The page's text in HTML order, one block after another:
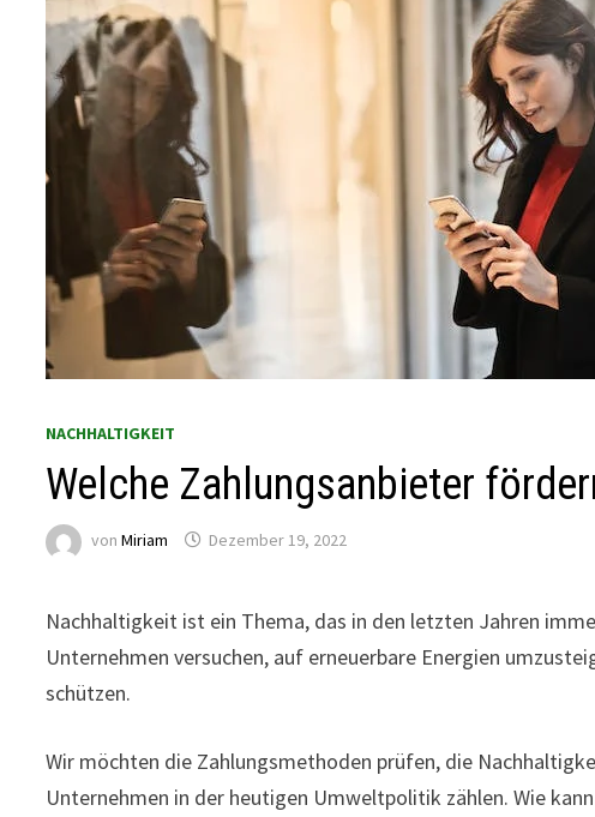
NACHHALTIGKEIT
Welche Zahlungsanbieter
vonMiriam Dezember 19, 2022
Nachhaltigkeit ist ein Thema, das in den letzten Jahren
Unternehmen versuchen, auf erneuerbare Energien
schützen.
Wir möchten die Zahlungsmethoden prüfen, die
Unternehmen in der heutigen Umweltpolitik zählen. Wie